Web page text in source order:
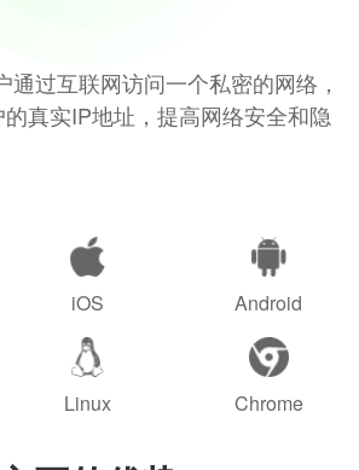
通过互联网访问一个私密的网络，
真实IP地址，提高网络安全和隐
iOS Android
Linux Chrome